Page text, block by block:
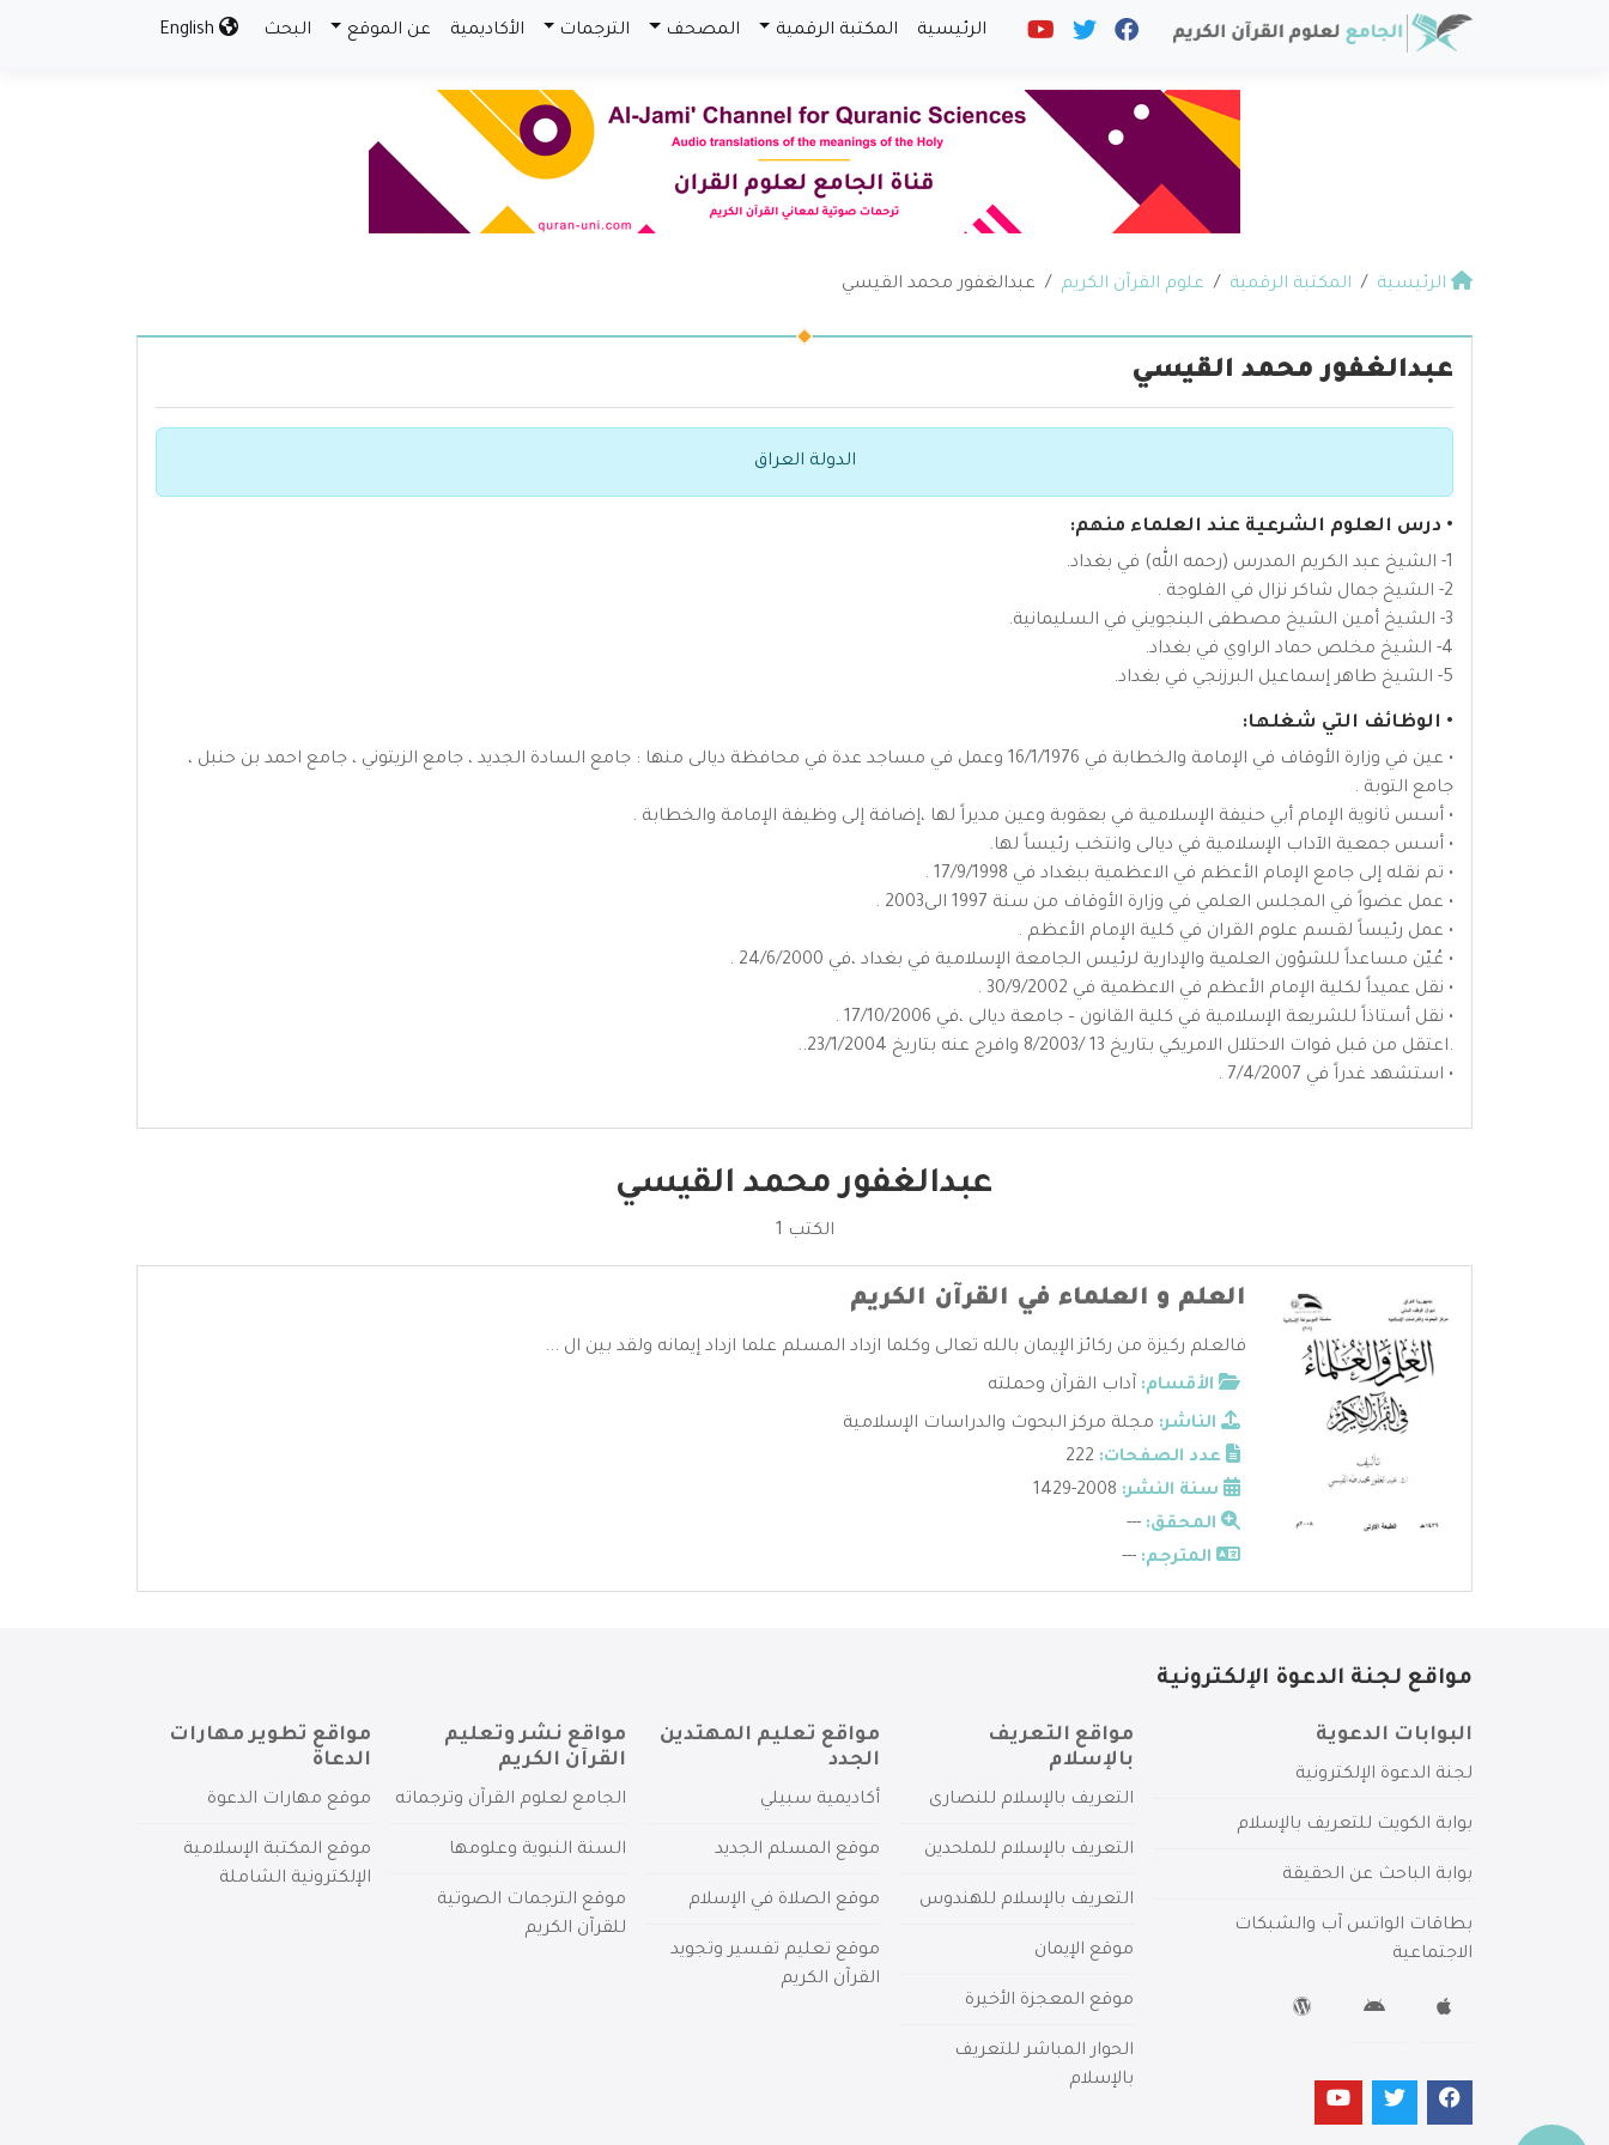
الرئيسية المكتبة الرقمية المصحف الترجمات الأكاديمية عن الموقع البحث
الرئيسية المكتبة الرقمية علوم القرآن الكريم عبدالغفور محمد القيسي
عبدالغفور محمد القيسي
الدولة العراق
• درس العلوم الشرعية عند العلماء منهم:
1- الشيخ عبد الكريم المدرس (رحمه الله) في بغداد.
2- الشيخ جمال شاكر نزال في الفلوجة .
3- الشيخ أمين الشيخ مصطفى البنجويني في السليمانية.
4- الشيخ مخلص حماد الراوي في بغداد.
5- الشيخ طاهر إسماعيل البرزنجي في بغداد.
• الوظائف التي شغلها:
• عين في وزارة الأوقاف في الإمامة والخطابة في 16/1/1976 وعمل في مساجد عدة في محافظة ديالى منها : جامع السادة الجديد ، جامع الزيتوني ، جامع احمد بن حنبل ،
جامع التوبة .
• أسس ثانوية الإمام أبي حنيفة الإسلامية في بعقوبة وعين مديراً لها ،إضافة إلى وظيفة الإمامة والخطابة .
• أسس جمعية الآداب الإسلامية في ديالى وانتخب رئيساً لها.
• تم نقله إلى جامع الإمام الأعظم في الاعظمية ببغداد في 17/9/1998 .
• عمل عضواً في المجلس العلمي في وزارة الأوقاف من سنة 1997 الى2003 .
• عمل رئيساً لقسم علوم القران في كلية الإمام الأعظم .
• عُيّن مساعداً للشؤون العلمية والإدارية لرئيس الجامعة الإسلامية في بغداد ،في 24/6/2000 .
• نقل عميداً لكلية الإمام الأعظم في الاعظمية في 30/9/2002 .
• نقل أستاذاً للشريعة الإسلامية في كلية القانون – جامعة ديالى ،في 17/10/2006 .
.اعتقل من قبل قوات الاحتلال الامريكي بتاريخ 13 /8/2003 وافرج عنه بتاريخ 23/1/2004..
• استشهد غدراً في 7/4/2007 .
عبدالغفور محمد القيسي
الكتب 1
العلم و العلماء في القرآن الكريم
فالعلم ركيزة من ركائز الإيمان بالله تعالى وكلما ازداد المسلم علما ازداد إيمانه ولقد بين ال ...
الأقسام: آداب القرآن وحملته
الناشر: مجلة مركز البحوث والدراسات الإسلامية
عدد الصفحات:
سنة النشر:
المحقق: ---
المترجم: ---
مواقع لجنة الدعوة الإلكترونية
البوابات الدعوية
لجنة الدعوة الإلكترونية
بوابة الكويت للتعريف بالإسلام
بوابة الباحث عن الحقيقة
بطاقات الواتس آب والشبكات
الاجتماعية
مواقع التعريف
بالإسلام
التعريف بالإسلام للنصارى
التعريف بالإسلام للملحدين
التعريف بالإسلام للهندوس
موقع الإيمان
موقع المعجزة الأخيرة
الحوار المباشر للتعريف
بالإسلام
مواقع تعليم المهتدين
الجدد
أكاديمية سبيلي
موقع المسلم الجديد
موقع الصلاة في الإسلام
موقع تعليم تفسير وتجويد
القرآن الكريم
مواقع نشر وتعليم
القرآن الكريم
الجامع لعلوم القرآن وترجماته
السنة النبوية وعلومها
موقع الترجمات الصوتية
للقرآن الكريم
مواقع تطوير مهارات
الدعاة
موقع مهارات الدعوة
موقع المكتبة الإسلامية
الإلكترونية الشاملة